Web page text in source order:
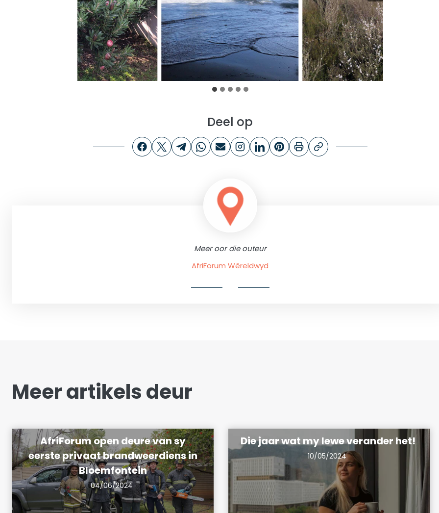
Deel op
Meer oor die outeur
AfriForum Wêreldwyd
Meer artikels deur
AfriForum open deure van sy
eerste privaat brandweerdiens in
Bloemfontein
04/06/2024
Die jaar wat my lewe verander het!
10/05/2024